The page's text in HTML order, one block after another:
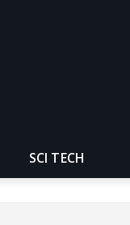
SCI TECH